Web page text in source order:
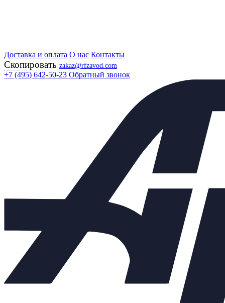
Доставка и оплата О нас Контакты
Скопировать zakaz@rfzavod.com
+7 (495) 642-50-23 Обратный звонок
Главная
Продукция
Регулирующая арматура
Регуляторы "после себя"
Регулятор давления
&quot;после себя&quot; Этон
РД-А Ду40 Ру16 прямого
Задвижки
Клапаны предохранительные
+ Теплообменники
Балансировочные клапаны